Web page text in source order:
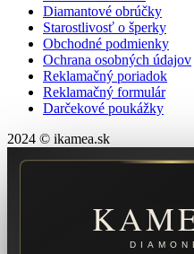
Diamantové obrúčky
Starostlivosť o šperky
Obchodné podmienky
Ochrana osobných údajov
Reklamačný poriadok
Reklamačný formulár
Darčekové poukážky
2024 © ikamea.sk